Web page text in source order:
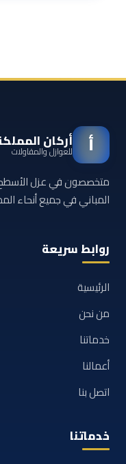
أ أركان
للعوازل والمقاولات
متخصصون في عزل الأسطح
المباني في جميع أنحاء
روابط سريعة
الرئيسية
من نحن
خدماتنا
أعمالنا
اتصل بنا
خدماتنا